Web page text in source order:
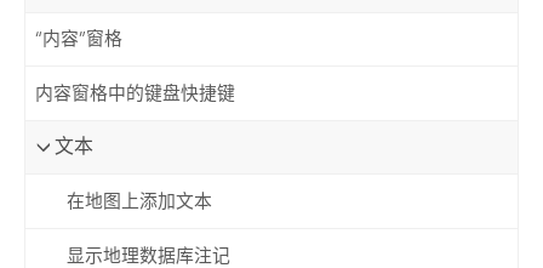
“内容”窗格
内容窗格中的键盘快捷键
文本
在地图上添加文本
显示地理数据库注记